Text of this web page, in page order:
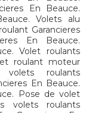
En Beauce.
Volets alu
Garancieres
En Beauce.
Volet roulants
roulant moteur
volets roulants
En Beauce.
Pose de volet
volets roulants